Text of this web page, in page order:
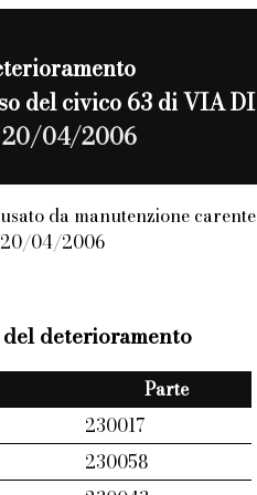
del civico 63 di VIA DI
04/2006
da manutenzione carente
04/2006
deterioramento
Parte
230017
230058